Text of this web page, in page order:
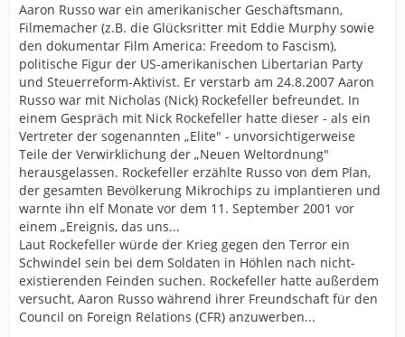
Aaron Russo war ein amerikanischer Geschäftsmann,
Filmemacher (z.B. die Glücksritter mit Eddie Murphy sowie
den dokumentar Film America: Freedom to Fascism),
politische Figur der US-amerikanischen Libertarian Party
und Steuerreform-Aktivist. Er verstarb am 24.8.2007 Aaron
Russo war mit Nicholas (Nick) Rockefeller befreundet. In
einem Gespräch mit Nick Rockefeller hatte dieser - als ein
Vertreter der sogenannten „Elite" - unvorsichtigerweise
Teile der Verwirklichung der „Neuen Weltordnung"
herausgelassen. Rockefeller erzählte Russo von dem Plan,
der gesamten Bevölkerung Mikrochips zu implantieren und
warnte ihn elf Monate vor dem 11. September 2001 vor
einem „Ereignis, das uns...
Laut Rockefeller würde der Krieg gegen den Terror ein
Schwindel sein bei dem Soldaten in Höhlen nach nicht-
existierenden Feinden suchen. Rockefeller hatte außerdem
versucht, Aaron Russo während ihrer Freundschaft für den
Council on Foreign Relations (CFR) anzuwerben...